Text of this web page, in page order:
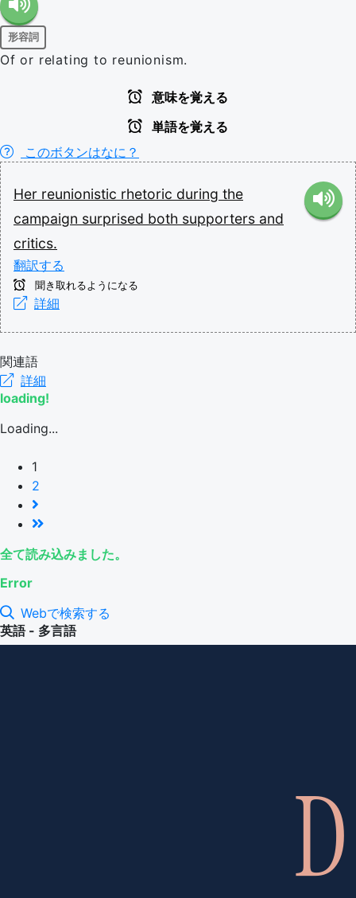
形容詞
Of or relating to reunionism.
意味を覚える
単語を覚える
このボタンはなに？
Her reunionistic rhetoric during the
campaign surprised both supporters and
critics.
翻訳する
聞き取れるようになる
詳細
関連語
詳細
loading!
Loading...
1
2
全て読み込みました。
Error
Webで検索する
英語 - 多言語